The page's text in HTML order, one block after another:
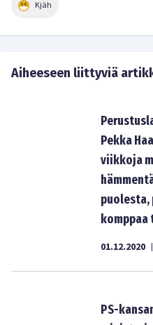
Kjäh
Aiheeseen liittyviä
Pekka
viikkoja
puolesta,
01.12.2020 |
PS-